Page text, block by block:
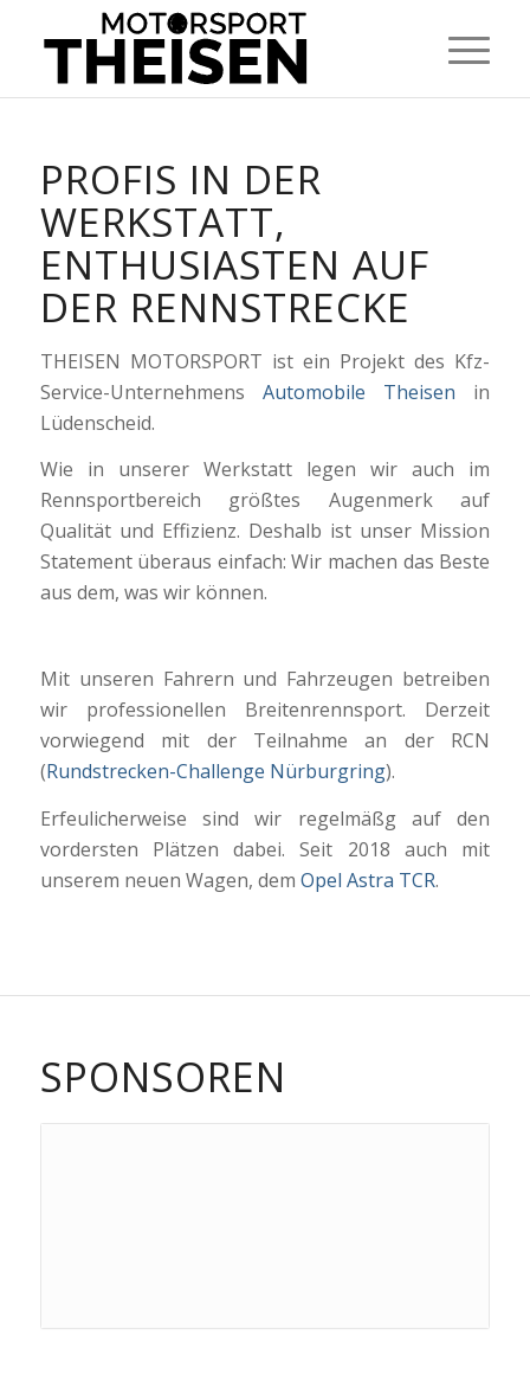
Teamchef
PROFIS IN DER
WERKSTATT,
ENTHUSIASTEN AUF
DER RENNSTRECKE
THEISEN MOTORSPORT ist ein Projekt des Kfz-
Service-Unternehmens Automobile Theisen in
Lüdenscheid.
Wie in unserer Werkstatt legen wir auch im
Rennsportbereich größtes Augenmerk auf
Qualität und Effizienz. Deshalb ist unser Mission
Statement überaus einfach: Wir machen das Beste
aus dem, was wir können.
Mit unseren Fahrern und Fahrzeugen betreiben
wir professionellen Breitenrennsport. Derzeit
vorwiegend mit der Teilnahme an der RCN
(Rundstrecken-Challenge Nürburgring).
Erfeulicherweise sind wir regelmäßg auf den
vordersten Plätzen dabei. Seit 2018 auch mit
unserem neuen Wagen, dem Opel Astra TCR.
SPONSOREN